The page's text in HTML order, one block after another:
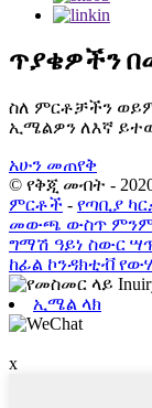
ጥያቄዎችን
ስለ ምርቶቻችን
ኢሜልዎን ለእኛ
አሁን መጠየቅ
© የቅጂ መብት -
ምርቶች - የጣቢያ
መውጫ ውስጥ ምንም
ግማሽ ዓይነ ስውር
ከፊል ኮንዳክቲቭ
ኢሜል ላክ
x